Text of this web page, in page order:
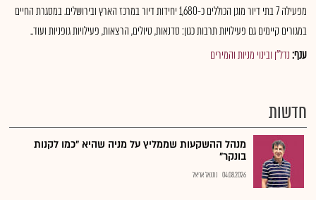
מפעילה 7 בתי דיור מוגן הכוללים כ-1,680 יחידות דיור במרכז הארץ ובירושלים. במסגרת החיים
במגורים קיימים גם פעילויות תרבות כגון: סדנאות, טיולים, הרצאות, פעילויות גופניות ועוד..
ענף:נדל"ן ובינוי מניות והמירים
חדשות
מנהל ההשקעות שממליץ על מניה שהיא "כמו לקנות
בונקר"
04.08.2026 נתנאל אריאל